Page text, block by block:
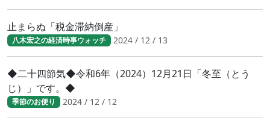
止まらぬ「税金滞納倒産」
八木宏之の経済時事ウォッチ 2024 / 12 / 13
◆二十四節気◆令和6年（2024）12月21日「冬至（とう
じ）」です。◆
季節のお便り 2024 / 12 / 12